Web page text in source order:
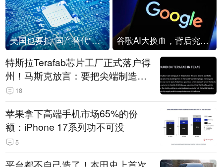
美国也要搞“国产替代”？先算清三笔账 谷歌AI大换血，背后究竟发生了什么？
特斯拉Terafab芯片工厂正式落户得
州！马斯克放言：要把尖端制造带
回美国
18
苹果拿下高端手机市场65%的份
额：iPhone 17系列功不可没
5